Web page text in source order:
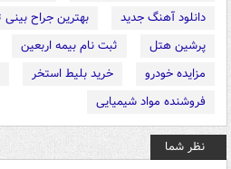
دانلود آهنگ جدید
بهترین جراح
پرشین هتل
ثبت نام بیمه اربعین
مزایده خودرو
خرید بلیط استخر
فروشنده مواد شیمیایی
نظر شما